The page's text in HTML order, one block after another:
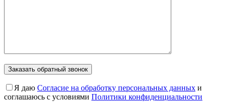
Я даю Cогласие на обработку персональных данных и
соглашаюсь с условиями Политики конфиденциальности